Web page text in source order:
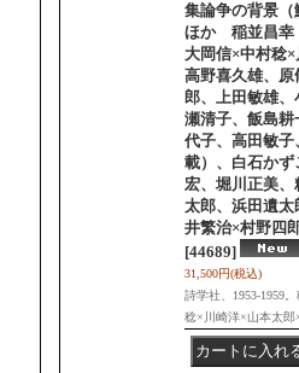
集論争の背景（
ほか 稲並昌幸
大岡信×中村稔
高野喜久雄、
郎、上田敏雄
瀬清子、飯島
代子、高田敏
載）、白石かず
宏、堀川正美
太郎、浜田遺
井繁治×村野四
[44689]
31,500円(税込)
詩学社、1953-1959
稔×川崎洋×山本太郎